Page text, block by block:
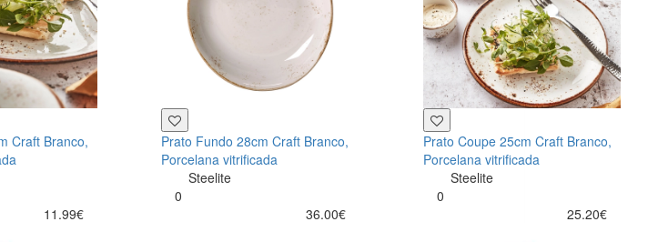
Craft Branco,
11.99€
Prato Fundo 28cm Craft Branco,
Porcelana vitrificada
Steelite
0
36.00€
Prato Coupe 25cm Craft Branco,
Porcelana vitrificada
Steelite
0
25.20€